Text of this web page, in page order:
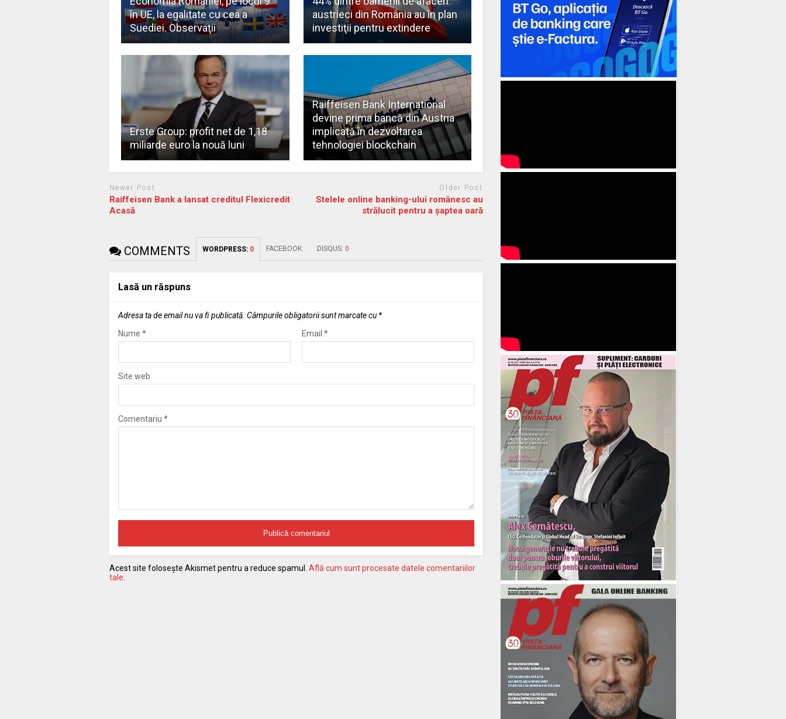
în UE, la egalitate cu cea a
Suediei. Observaţii
austrieci din România au în plan
investiţii pentru extindere
Erste Group: profit net de 1,18
miliarde euro la nouă luni
Raiffeisen Bank International
devine prima bancă din Austria
implicată în dezvoltarea
tehnologiei blockchain
Newer Post
Raiffeisen Bank a lansat creditul Flexicredit
Acasă
Older Post
Stelele online banking-ului românesc au
strălucit pentru a şaptea oară
COMMENTS WORDPRESS: 0 FACEBOOK: DISQUS: 0
Lasă un răspuns
Adresa ta de email nu va fi publicată. Câmpurile obligatorii sunt marcate cu *
Nume * Email *
Site web
Comentariu *
Acest site folosește Akismet pentru a reduce spamul. Află cum sunt procesate datele comentariilor
tale.